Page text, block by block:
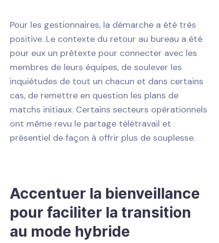
Pour les gestionnaires, la démarche a été très
positive. Le contexte du retour au bureau a été
pour eux un prétexte pour connecter avec les
membres de leurs équipes, de soulever les
inquiétudes de tout un chacun et dans certains
cas, de remettre en question les plans de
matchs initiaux. Certains secteurs opérationnels
ont même revu le partage télétravail et
présentiel de façon à offrir plus de souplesse.
Accentuer la bienveillance
pour faciliter la transition
au mode hybride